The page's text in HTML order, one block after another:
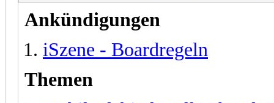
Ankündigungen
iSzene - Boardregeln
Themen